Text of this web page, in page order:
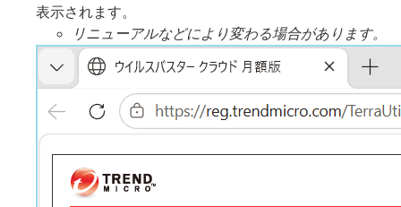
表示されます。
リニューアルなどにより変わる場合があります。